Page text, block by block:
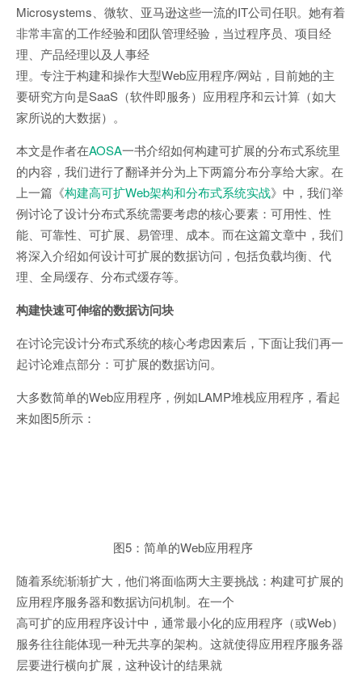
Microsystems、微软、亚马逊这些一流的IT公司任职。她有着
非常丰富的工作经验和团队管理经验，当过程序员、项目经
理、产品经理以及人事经
理。专注于构建和操作大型Web应用程序/网站，目前她的主
要研究方向是SaaS（软件即服务）应用程序和云计算（如大
家所说的大数据）。
本文是作者在AOSA一书介绍如何构建可扩展的分布式系统里
的内容，我们进行了翻译并分为上下两篇分布分享给大家。在
上一篇《构建高可扩Web架构和分布式系统实战》中，我们举
例讨论了设计分布式系统需要考虑的核心要素：可用性、性
能、可靠性、可扩展、易管理、成本。而在这篇文章中，我们
将深入介绍如何设计可扩展的数据访问，包括负载均衡、代
理、全局缓存、分布式缓存等。
构建快速可伸缩的数据访问块
在讨论完设计分布式系统的核心考虑因素后，下面让我们再一
起讨论难点部分：可扩展的数据访问。
大多数简单的Web应用程序，例如LAMP堆栈应用程序，看起
来如图5所示：
图5：简单的Web应用程序
随着系统渐渐扩大，他们将面临两大主要挑战：构建可扩展的
应用程序服务器和数据访问机制。在一个
高可扩的应用程序设计中，通常最小化的应用程序（或Web）
服务往往能体现一种无共享的架构。这就使得应用程序服务器
层要进行横向扩展，这种设计的结果就